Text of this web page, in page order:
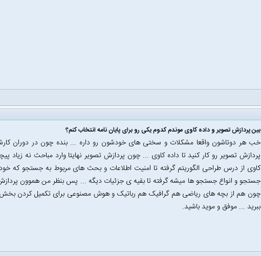
بین پردازش تصویر و داده کاوی موندم کدوم یکی رو برای پایان نامه انتخاب کنم؟
خب هر دوتاشون واقعا مشکلات و سختی های خودشون رو داره ... بنده چون در دوران
پردازش تصویر رو کار کنید تا داده کاوی ... چون پردازش تصویر نهایتا وارد مباحث نه زیاد
کاوی از درس طراحی الگوریتم گرفته تا امنیت اطلاعات و بحث های مربوط به جستجو که خود
جستجو و انواع جستجو ها میشه گرفته تا بقیه ی جزئیات دیگه ... پس بنظر من هموون
چون هم از بچه های ریاضی هم گرافیک هم رباتیک و هوش مصنوعی برای تکمیل کردن بخش
ببرید ... موفق و موید باشید.